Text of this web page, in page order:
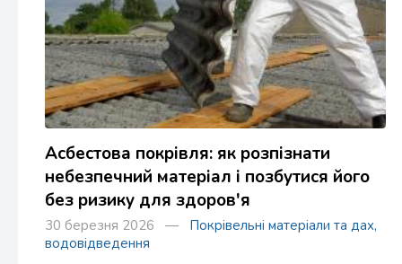
Асбестова покрівля: як розпізнати
небезпечний матеріал і позбутися його
без ризику для здоров'я
30 березня 2026 — Покрівельні матеріали та дах,
водовідведення